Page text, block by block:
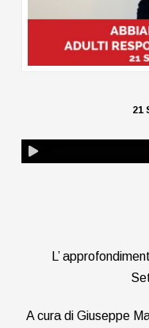
21
L’
A cura di Giuseppe